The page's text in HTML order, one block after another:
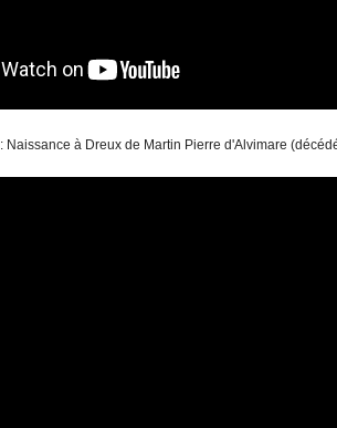
: Naissance à Dreux de Martin Pierre d'Alvimare